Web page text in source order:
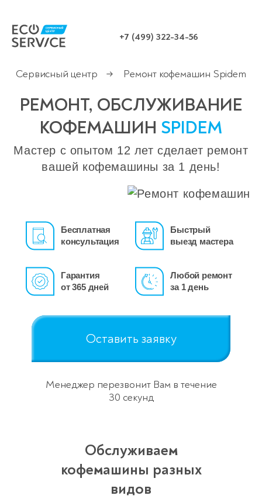
+7 (499) 322-34-56
Сервисный центр → Ремонт кофемашин Spidem
РЕМОНТ, ОБСЛУЖИВАНИЕ
КОФЕМАШИН SPIDEM
Мастер с опытом 12 лет сделает ремонт
вашей кофемашины за 1 день!
Бесплатная
консультация
Быстрый
выезд мастера
Гарантия
от 365 дней
Любой ремонт
за 1 день
Оставить заявку
Менеджер перезвонит Вам в течение
30 секунд
Обслуживаем
кофемашины разных
видов